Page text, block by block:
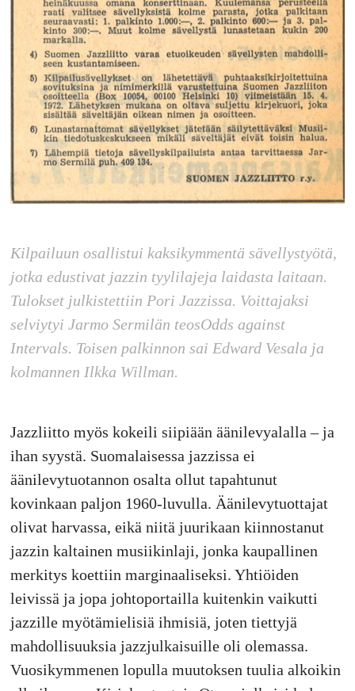
Kilpailuun osallistui kaksikymmentä sävellystyötä,
jotka edustivat jazzin tyylilajeja laidasta laitaan.
Tulokset julkistettiin Pori Jazzissa. Voittajaksi
selviytyi Jarmo Sermilän teosOdds against
Intervals. Toisen palkinnon sai Edward Vesala ja
kolmannen Ilkka Willman.
Jazzliitto myös kokeili siipiään äänilevyalalla – ja
ihan syystä. Suomalaisessa jazzissa ei
äänilevytuotannon osalta ollut tapahtunut
kovinkaan paljon 1960-luvulla. Äänilevytuottajat
olivat harvassa, eikä niitä juurikaan kiinnostanut
jazzin kaltainen musiikinlaji, jonka kaupallinen
merkitys koettiin marginaaliseksi. Yhtiöiden
leivissä ja jopa johtoportailla kuitenkin vaikutti
jazzille myötämielisiä ihmisiä, joten tiettyjä
mahdollisuuksia jazzjulkaisuille oli olemassa.
Vuosikymmenen lopulla muutoksen tuulia alkoikin